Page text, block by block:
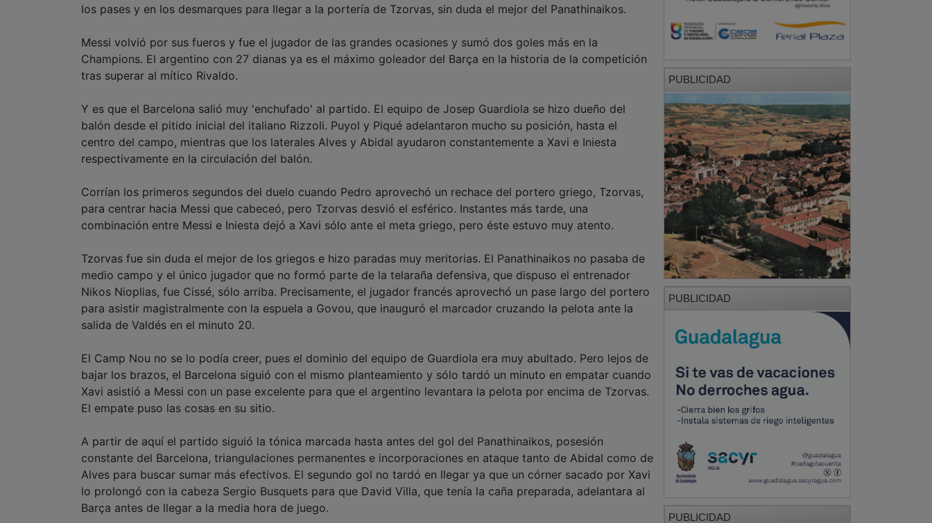
los pases y en los desmarques para llegar a la portería de Tzorvas, sin duda el mejor del Panathinaikos.
Messi volvió por sus fueros y fue el jugador de las grandes ocasiones y sumó dos goles más en la
Champions. El argentino con 27 dianas ya es el máximo goleador del Barça en la historia de la competición
tras superar al mítico Rivaldo.
Y es que el Barcelona salió muy 'enchufado' al partido. El equipo de Josep Guardiola se hizo dueño del
balón desde el pitido inicial del italiano Rizzoli. Puyol y Piqué adelantaron mucho su posición, hasta el
centro del campo, mientras que los laterales Alves y Abidal ayudaron constantemente a Xavi e Iniesta
respectivamente en la circulación del balón.
Corrían los primeros segundos del duelo cuando Pedro aprovechó un rechace del portero griego, Tzorvas,
para centrar hacia Messi que cabeceó, pero Tzorvas desvió el esférico. Instantes más tarde, una
combinación entre Messi e Iniesta dejó a Xavi sólo ante el meta griego, pero éste estuvo muy atento.
Tzorvas fue sin duda el mejor de los griegos e hizo paradas muy meritorias. El Panathinaikos no pasaba de
medio campo y el único jugador que no formó parte de la telaraña defensiva, que dispuso el entrenador
Nikos Nioplias, fue Cissé, sólo arriba. Precisamente, el jugador francés aprovechó un pase largo del portero
para asistir magistralmente con la espuela a Govou, que inauguró el marcador cruzando la pelota ante la
salida de Valdés en el minuto 20.
El Camp Nou no se lo podía creer, pues el dominio del equipo de Guardiola era muy abultado. Pero lejos de
bajar los brazos, el Barcelona siguió con el mismo planteamiento y sólo tardó un minuto en empatar cuando
Xavi asistió a Messi con un pase excelente para que el argentino levantara la pelota por encima de Tzorvas.
El empate puso las cosas en su sitio.
A partir de aquí el partido siguió la tónica marcada hasta antes del gol del Panathinaikos, posesión
constante del Barcelona, triangulaciones permanentes e incorporaciones en ataque tanto de Abidal como de
Alves para buscar sumar más efectivos. El segundo gol no tardó en llegar ya que un córner sacado por Xavi
lo prolongó con la cabeza Sergio Busquets para que David Villa, que tenía la caña preparada, adelantara al
Barça antes de llegar a la media hora de juego.
PUBLICIDAD
PUBLICIDAD
PUBLICIDAD